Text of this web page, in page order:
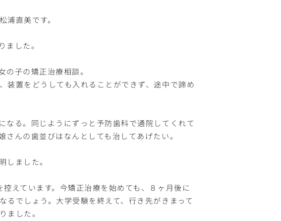
直美です。
ました。
子の矯正治療相談。
装置をどうしても入れることができず、途中で諦め
なる。同じようにずっと予防歯科で通院してくれて
んの歯並びはなんとしても治してあげたい。
しました。
えています。今矯正治療を始めても、８ヶ月後に
るでしょう。大学受験を終えて、行き先がきまって
ました。